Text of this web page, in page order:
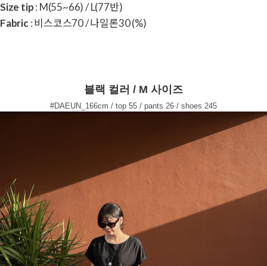
Size tip: M(55~66) / L(77반)
Fabric: 비스코스70 / 나일론30 (%)
블랙 컬러 / M 사이즈
#DAEUN_166cm / top 55 / pants 26 / shoes 245